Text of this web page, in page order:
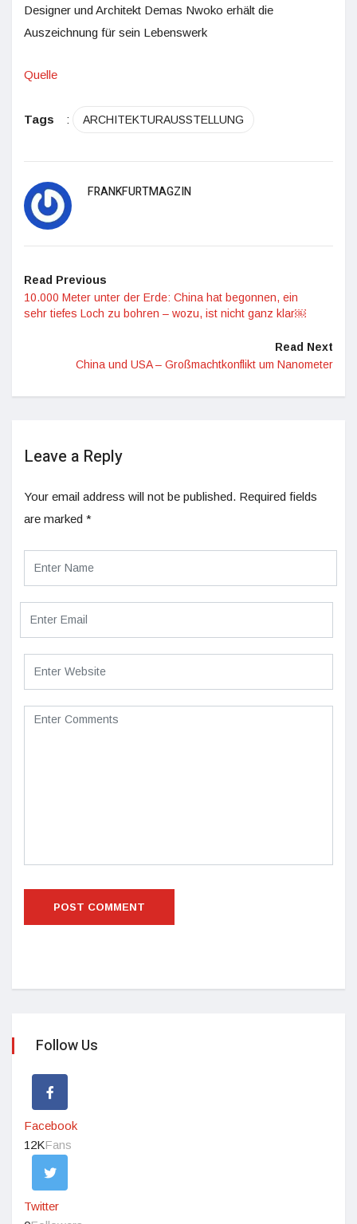
Designer und Architekt Demas Nwoko erhält die
Auszeichnung für sein Lebenswerk
Quelle
Tags : ARCHITEKTURAUSSTELLUNG
FRANKFURTMAGZIN
Read Previous
10.000 Meter unter der Erde: China hat begonnen, ein
sehr tiefes Loch zu bohren – wozu, ist nicht ganz klar￼
Read Next
China und USA – Großmachtkonflikt um Nanometer
Leave a Reply
Your email address will not be published. Required fields
are marked *
Follow Us
Facebook
12KFans
Twitter